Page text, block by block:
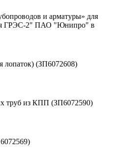
и арматуры» для
ГРЭС-2" ПАО "Юнипро" в
(ЗП6072608)
труб из КПП (ЗП6072590)